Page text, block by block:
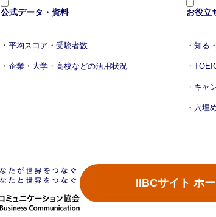
公式データ・資料
平均スコア・受験者数
企業・大学・高校などの活用状況
お役立
知る
キャ
穴埋
IIBCサイト ホ